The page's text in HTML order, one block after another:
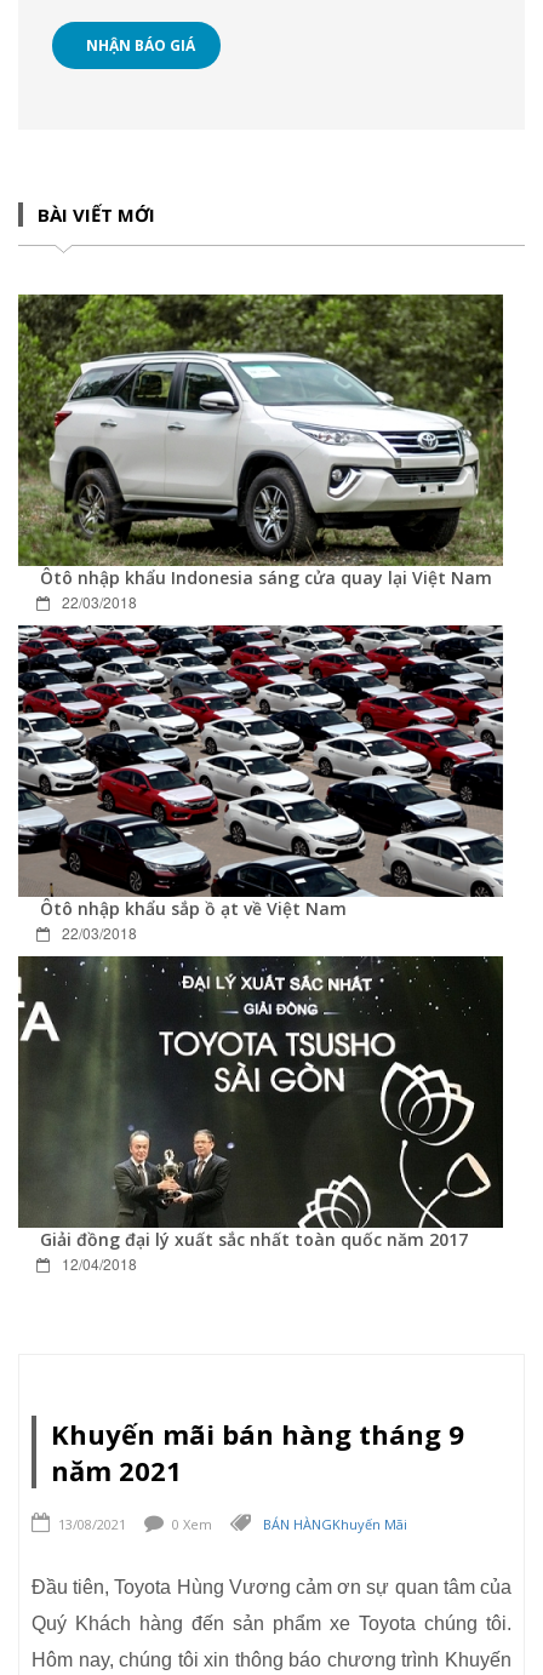
BÀI VIẾT MỚI
Ôtô nhập khẩu Indonesia sáng cửa quay lại Việt Nam
22/03/2018
Ôtô nhập khẩu sắp ồ ạt về Việt Nam
22/03/2018
Giải đồng đại lý xuất sắc nhất toàn quốc năm 2017
12/04/2018
Khuyến mãi bán hàng tháng 9
năm 2021
13/08/2021 0 Xem BÁN HÀNGKhuyến Mãi
Đầu tiên, Toyota Hùng Vương cảm ơn sự quan tâm của
Quý Khách hàng đến sản phẩm xe Toyota chúng tôi.
Hôm nay, chúng tôi xin thông báo chương trình Khuyến